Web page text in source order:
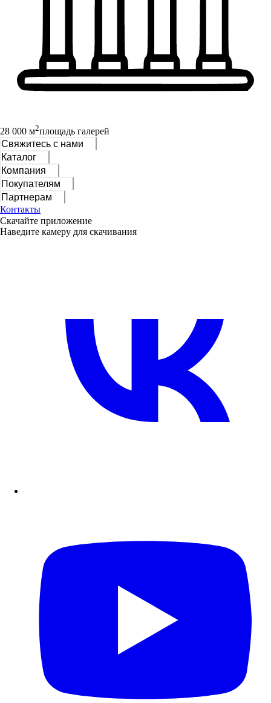
28 000 м2площадь галерей
Свяжитесь с нами
Каталог
Компания
Покупателям
Партнерам
Контакты
Скачайте приложение
Наведите камеру для скачивания